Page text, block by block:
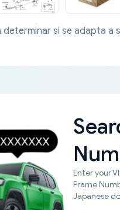
determinar si se adapta a
Enter your
Frame
Japanese